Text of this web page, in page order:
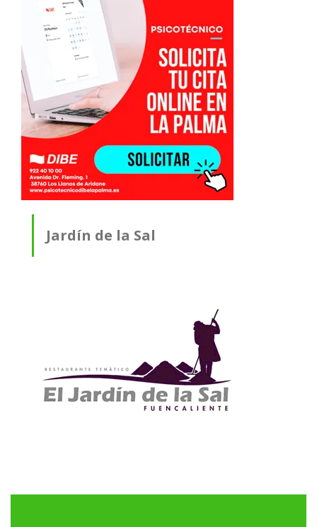
Jardín de la Sal